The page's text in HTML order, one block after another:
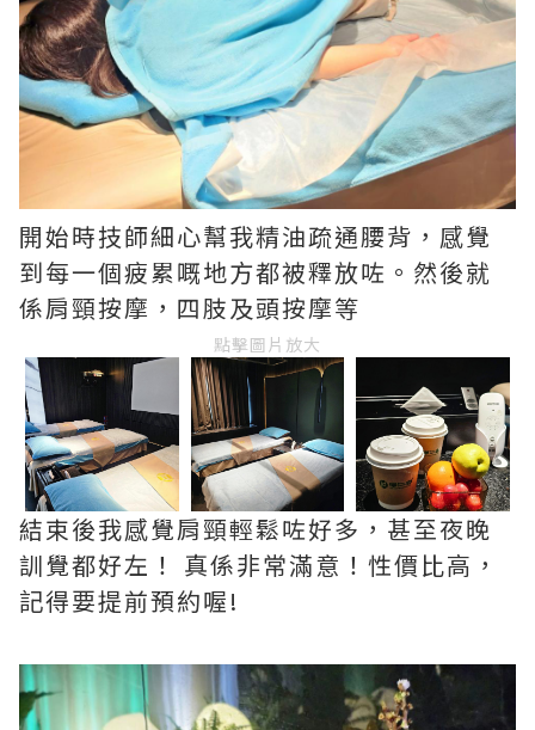
開始時技師細心幫我精油疏通腰背，感覺
到每一個疲累嘅地方都被釋放咗。然後就
係肩頸按摩，四肢及頭按摩等
點擊圖片放大
結束後我感覺肩頸輕鬆咗好多，甚至夜晚
訓覺都好左！ 真係非常滿意！性價比高，
記得要提前預約喔!